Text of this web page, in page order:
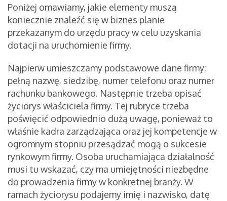
Poniżej omawiamy, jakie elementy muszą
koniecznie znaleźć się w biznes planie
przekazanym do urzędu pracy w celu uzyskania
dotacji na uruchomienie firmy.
Najpierw umieszczamy podstawowe dane firmy:
pełną nazwę, siedzibę, numer telefonu oraz numer
rachunku bankowego. Następnie trzeba opisać
życiorys właściciela firmy. Tej rubryce trzeba
poświęcić odpowiednio dużą uwagę, ponieważ to
właśnie kadra zarządzająca oraz jej kompetencje w
ogromnym stopniu przesądzać mogą o sukcesie
rynkowym firmy. Osoba uruchamiająca działalność
musi tu wskazać, czy ma umiejętności niezbędne
do prowadzenia firmy w konkretnej branży. W
ramach życiorysu podajemy imię i nazwisko, datę